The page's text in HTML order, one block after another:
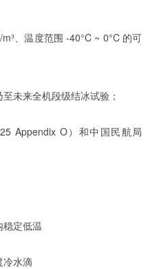
、温度范围 -40°C ~ 0°C 的可
未来全机段级结冰试验；
Appendix O）和中国民航局
稳定低温
冷水滴